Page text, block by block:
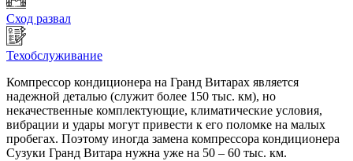
Сход развал
Техобслуживание
Компрессор кондиционера на Гранд Витарах является
надежной деталью (служит более 150 тыс. км), но
некачественные комплектующие, климатические условия,
вибрации и удары могут привести к его поломке на малых
пробегах. Поэтому иногда замена компрессора кондиционера
Сузуки Гранд Витара нужна уже на 50 – 60 тыс. км.